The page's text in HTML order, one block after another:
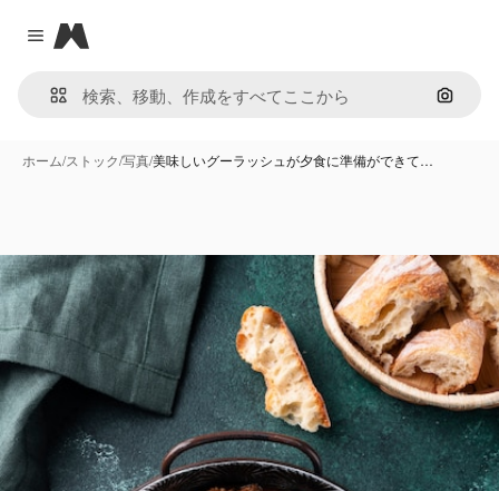
Close menu
Magnific
画像で
ホーム/ストック/写真/美味しいグーラッシュが夕食に準備ができて…